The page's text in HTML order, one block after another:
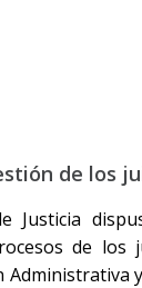
de los
Justicia
de los
Administrativa